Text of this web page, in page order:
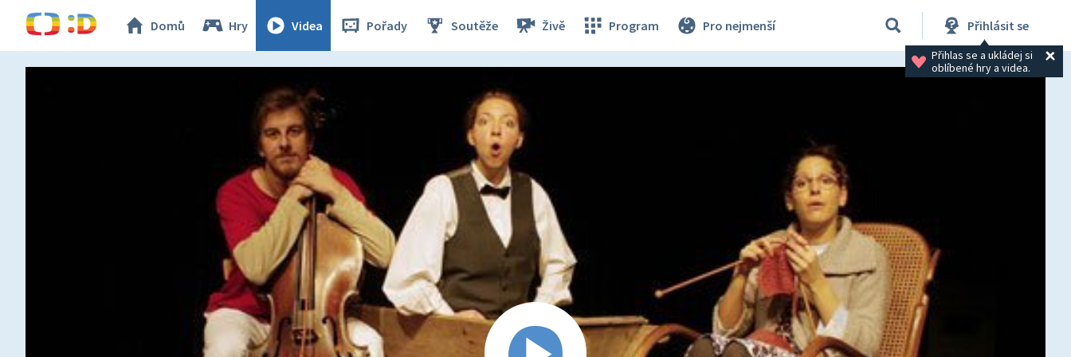
Domů Hry Videa Pořady Soutěže Živě Program Pro nejmenší Přihlásit se
Přihlas se a ukládej si
oblíbené hry a videa.